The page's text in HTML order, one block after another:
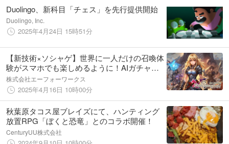
Duolingo、新科目「チェス」を先行提供開始
Duolingo, Inc.
2025年4月24日 15時51分
【新技術×ソシャゲ】世界に一人だけの召喚体
験がスマホでも楽しめるように！AIガチャゲ
ーム「サマナーズサーガ」モバゲー版リリー
ス
株式会社エーフォーワークス
2025年4月16日 10時00分
秋葉原タコス屋ブレイズにて、ハンティング
放置RPG「ぼくと恐竜」とのコラボ開催！
CenturyUU株式会社